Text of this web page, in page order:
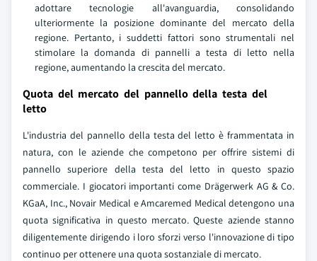
adottare tecnologie all'avanguardia, consolidando
ulteriormente la posizione dominante del mercato della
regione. Pertanto, i suddetti fattori sono strumentali nel
stimolare la domanda di pannelli a testa di letto nella
regione, aumentando la crescita del mercato.
Quota del mercato del pannello della testa del
letto
L'industria del pannello della testa del letto è frammentata in
natura, con le aziende che competono per offrire sistemi di
pannello superiore della testa del letto in questo spazio
commerciale. I giocatori importanti come Drägerwerk AG & Co.
KGaA, Inc., Novair Medical e Amcaremed Medical detengono una
quota significativa in questo mercato. Queste aziende stanno
diligentemente dirigendo i loro sforzi verso l'innovazione di tipo
continuo per ottenere una quota sostanziale di mercato.